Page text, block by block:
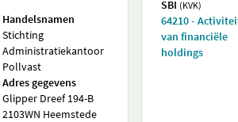
Handelsnamen
Stichting
Administratiekantoor
Pollvast
Adres gegevens
Glipper Dreef 194-B
2103WN Heemstede
SBI (KVK)
64210 -
van financiële
holdings